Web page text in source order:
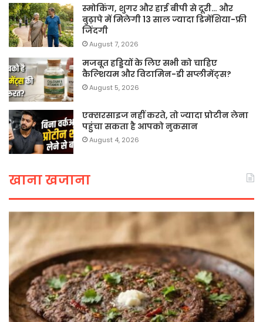
स्मोकिंग, शुगर और हाई बीपी से दूरी… और
बुढ़ापे में मिलेगी 13 साल ज्यादा डिमेंशिया-फ्री
जिंदगी
August 7, 2026
मजबूत हड्डियों के लिए सभी को चाहिए
कैल्शियम और विटामिन-डी सप्लीमेंट्स?
August 5, 2026
एक्सरसाइज नहीं करते, तो ज्यादा प्रोटीन लेना
पहुंचा सकता है आपको नुकसान
August 4, 2026
खाना खजाना